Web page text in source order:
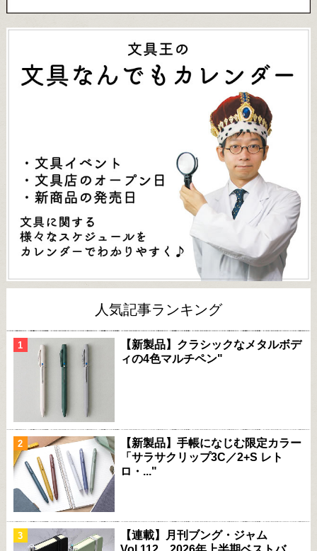
人気記事ランキング
【新製品】クラシックなメタルボデ
ィの4色マルチペン"
【新製品】手帳になじむ限定カラー
「サラサクリップ3C／2+S レト
ロ・..."
【連載】月刊ブング・ジャム